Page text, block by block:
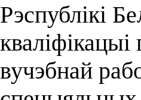
Рэспублікі
вучэбнай